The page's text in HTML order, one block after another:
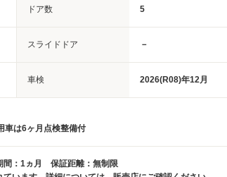
ドア数 5
スライドドア －
車検 2026(R08)年12月
は6ヶ月点検整備付
：1ヵ月 保証距離：無制限